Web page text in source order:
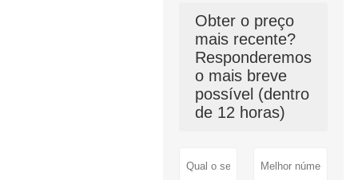
Obter o preço
mais recente?
Responderemos
o mais breve
possível (dentro
de 12 horas)